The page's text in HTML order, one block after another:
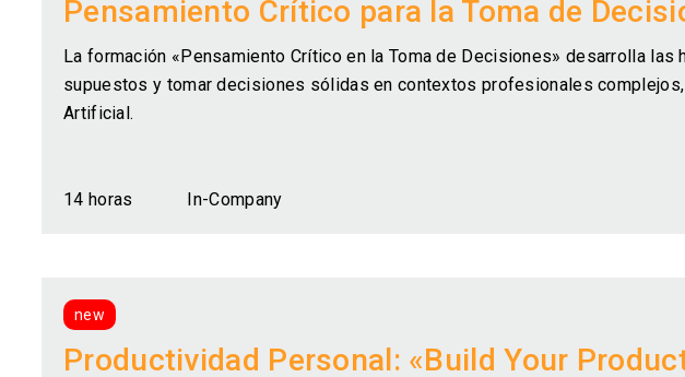
Pensamiento Crítico para la Toma de
La formación «Pensamiento Crítico en la Toma de Decisiones» desarrolla
supuestos y tomar decisiones sólidas en contextos profesionales
Artificial.
14 horas In-Company
new
Productividad Personal: «Build Your